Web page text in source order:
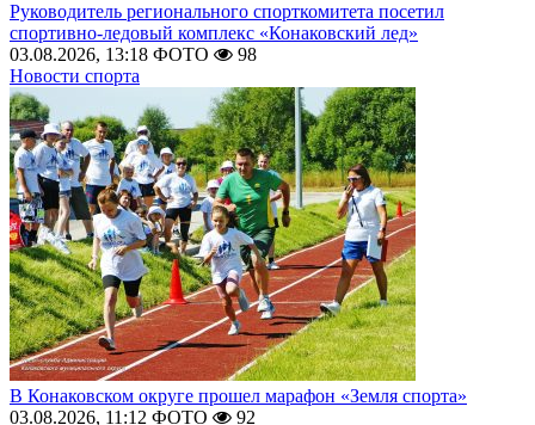
Руководитель регионального спорткомитета посетил
спортивно-ледовый комплекс «Конаковский лед»
03.08.2026, 13:18 ФОТО
98
Новости спорта
В Конаковском округе прошел марафон «Земля спорта»
03.08.2026, 11:12 ФОТО
92